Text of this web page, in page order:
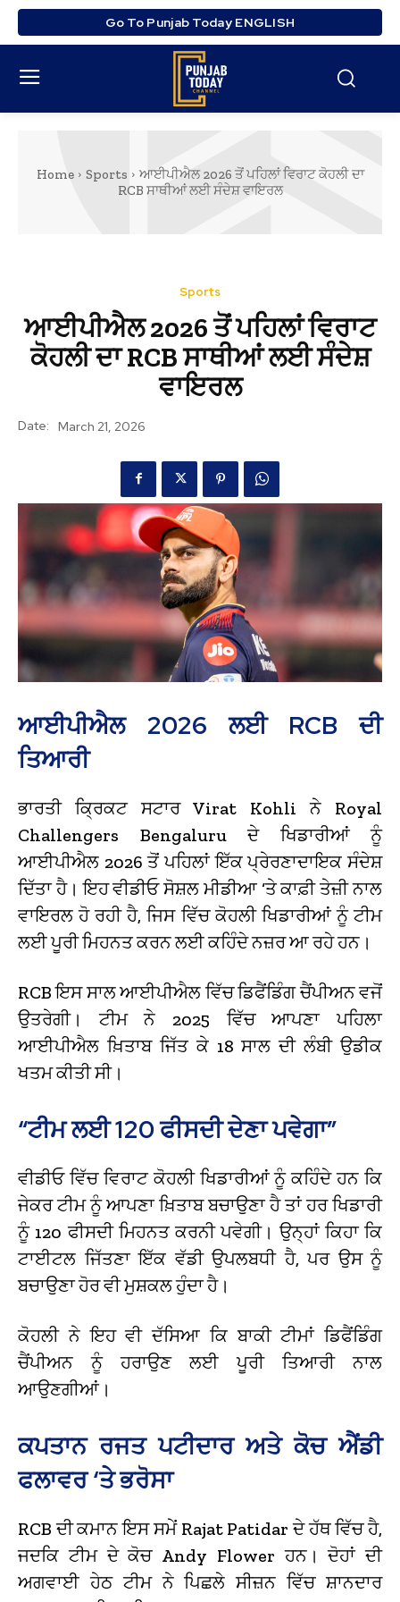
Go To Punjab Today ENGLISH
Home Sports
ਆਈਪੀਐਲ 2026 ਤੋਂ ਪਹਿਲਾਂ ਵਿਰਾਟ ਕੋਹਲੀ ਦਾ
RCB ਸਾਥੀਆਂ ਲਈ ਸੰਦੇਸ਼ ਵਾਇਰਲ
Sports
ਆਈਪੀਐਲ 2026 ਤੋਂ ਪਹਿਲਾਂ ਵਿਰਾਟ
ਕੋਹਲੀ ਦਾ RCB ਸਾਥੀਆਂ ਲਈ ਸੰਦੇਸ਼
ਵਾਇਰਲ
Date: March 21, 2026
ਆਈਪੀਐਲ 2026 ਲਈ RCB ਦੀ
ਤਿਆਰੀ
ਭਾਰਤੀ ਕ੍ਰਿਕਟ ਸਟਾਰ Virat Kohli ਨੇ Royal
Challengers Bengaluru ਦੇ ਖਿਡਾਰੀਆਂ ਨੂੰ
ਆਈਪੀਐਲ 2026 ਤੋਂ ਪਹਿਲਾਂ ਇੱਕ ਪ੍ਰੇਰਣਾਦਾਇਕ ਸੰਦੇਸ਼
ਦਿੱਤਾ ਹੈ। ਇਹ ਵੀਡੀਓ ਸੋਸ਼ਲ ਮੀਡੀਆ ‘ਤੇ ਕਾਫ਼ੀ ਤੇਜ਼ੀ ਨਾਲ
ਵਾਇਰਲ ਹੋ ਰਹੀ ਹੈ, ਜਿਸ ਵਿੱਚ ਕੋਹਲੀ ਖਿਡਾਰੀਆਂ ਨੂੰ ਟੀਮ
ਲਈ ਪੂਰੀ ਮਿਹਨਤ ਕਰਨ ਲਈ ਕਹਿੰਦੇ ਨਜ਼ਰ ਆ ਰਹੇ ਹਨ।
RCB ਇਸ ਸਾਲ ਆਈਪੀਐਲ ਵਿੱਚ ਡਿਫੈਂਡਿੰਗ ਚੈਂਪੀਅਨ ਵਜੋਂ
ਉਤਰੇਗੀ। ਟੀਮ ਨੇ 2025 ਵਿੱਚ ਆਪਣਾ ਪਹਿਲਾ
ਆਈਪੀਐਲ ਖ਼ਿਤਾਬ ਜਿੱਤ ਕੇ 18 ਸਾਲ ਦੀ ਲੰਬੀ ਉਡੀਕ
ਖਤਮ ਕੀਤੀ ਸੀ।
“ਟੀਮ ਲਈ 120 ਫੀਸਦੀ ਦੇਣਾ ਪਵੇਗਾ”
ਵੀਡੀਓ ਵਿੱਚ ਵਿਰਾਟ ਕੋਹਲੀ ਖਿਡਾਰੀਆਂ ਨੂੰ ਕਹਿੰਦੇ ਹਨ ਕਿ
ਜੇਕਰ ਟੀਮ ਨੂੰ ਆਪਣਾ ਖ਼ਿਤਾਬ ਬਚਾਉਣਾ ਹੈ ਤਾਂ ਹਰ ਖਿਡਾਰੀ
ਨੂੰ 120 ਫੀਸਦੀ ਮਿਹਨਤ ਕਰਨੀ ਪਵੇਗੀ। ਉਨ੍ਹਾਂ ਕਿਹਾ ਕਿ
ਟਾਈਟਲ ਜਿੱਤਣਾ ਇੱਕ ਵੱਡੀ ਉਪਲਬਧੀ ਹੈ, ਪਰ ਉਸ ਨੂੰ
ਬਚਾਉਣਾ ਹੋਰ ਵੀ ਮੁਸ਼ਕਲ ਹੁੰਦਾ ਹੈ।
ਕੋਹਲੀ ਨੇ ਇਹ ਵੀ ਦੱਸਿਆ ਕਿ ਬਾਕੀ ਟੀਮਾਂ ਡਿਫੈਂਡਿੰਗ
ਚੈਂਪੀਅਨ ਨੂੰ ਹਰਾਉਣ ਲਈ ਪੂਰੀ ਤਿਆਰੀ ਨਾਲ
ਆਉਣਗੀਆਂ।
ਕਪਤਾਨ ਰਜਤ ਪਟੀਦਾਰ ਅਤੇ ਕੋਚ ਐਂਡੀ
ਫਲਾਵਰ ‘ਤੇ ਭਰੋਸਾ
RCB ਦੀ ਕਮਾਨ ਇਸ ਸਮੇਂ Rajat Patidar ਦੇ ਹੱਥ ਵਿੱਚ ਹੈ,
ਜਦਕਿ ਟੀਮ ਦੇ ਕੋਚ Andy Flower ਹਨ। ਦੋਹਾਂ ਦੀ
ਅਗਵਾਈ ਹੇਠ ਟੀਮ ਨੇ ਪਿਛਲੇ ਸੀਜ਼ਨ ਵਿੱਚ ਸ਼ਾਨਦਾਰ